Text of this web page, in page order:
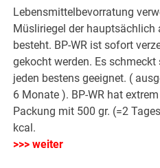
Lebensmittelbevorratung
Müsliriegel der hauptsächlich
besteht. BP-WR ist sofort
gekocht werden. Es
jeden bestens geeignet. (
6 Monate ). BP-WR hat
Packung mit 500 gr. (=2
kcal.
>>> weiter